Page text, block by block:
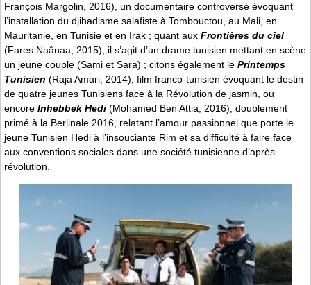
François Margolin, 2016), un documentaire controversé évoquant
l’installation du djihadisme salafiste à Tombouctou, au Mali, en
Mauritanie, en Tunisie et en Irak ; quant aux Frontières du ciel
(Fares Naânaa, 2015), il s’agit d’un drame tunisien mettant en scène
un jeune couple (Sami et Sara) ; citons également le Printemps
Tunisien (Raja Amari, 2014), film franco-tunisien évoquant le destin
de quatre jeunes Tunisiens face à la Révolution de jasmin, ou
encore Inhebbek Hedi (Mohamed Ben Attia, 2016), doublement
primé à la Berlinale 2016, relatant l’amour passionnel que porte le
jeune Tunisien Hedi à l’insouciante Rim et sa difficulté à faire face
aux conventions sociales dans une société tunisienne d’après
révolution.